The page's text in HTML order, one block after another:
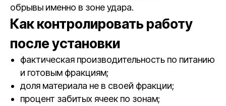
обрывы именно в зоне удара.
Как контролировать работу
после установки
фактическая производительность по питанию
и готовым фракциям;
доля материала не в своей фракции;
процент забитых ячеек по зонам;